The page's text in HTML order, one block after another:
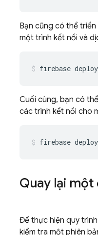
Bạn cũng có thể
một trình kết nối và
firebase deploy
Cuối cùng, bạn có
các trình kết nối cho
firebase deploy
Quay lại
Để thực hiện quy
kiểm tra một phiên